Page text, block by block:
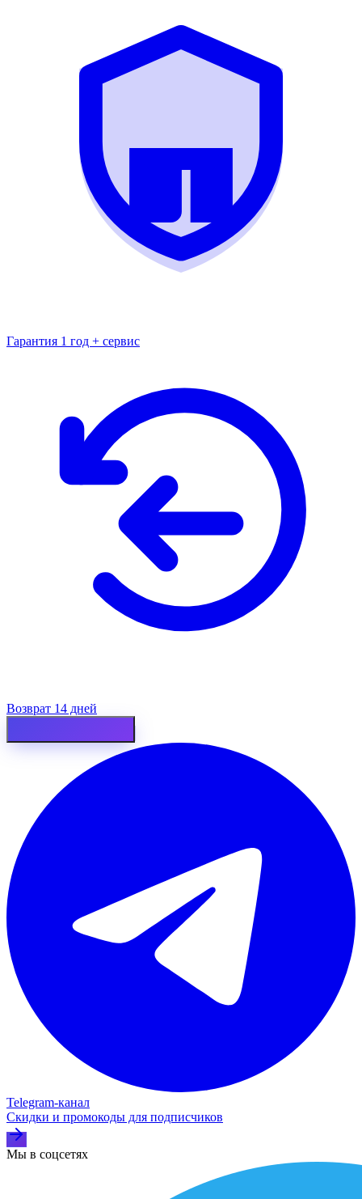
Гарантия 1 год + сервис
Возврат 14 дней
Telegram‑канал
Скидки и промокоды для подписчиков
Мы в соцсетях